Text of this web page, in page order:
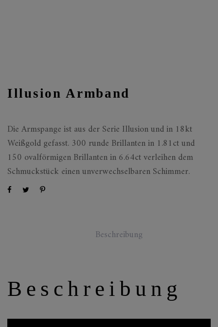
Illusion Armband
Die Armspange ist aus der Serie Illusion und in 18kt
Weißgold gefasst. 300 runde Brillanten in 1.81ct und
150 ovalförmigen Brillanten in 6.64ct verleihen dem
Schmuckstück einen unverwechselbaren Schimmer.
Beschreibung
Beschreibung